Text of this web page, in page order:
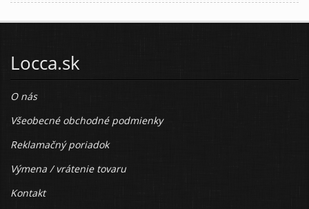
Locca.sk
O nás
Všeobecné obchodné podmienky
Reklamačný poriadok
Výmena / vrátenie tovaru
Kontakt